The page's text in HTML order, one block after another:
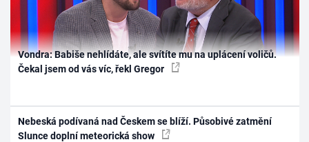
Vondra: Babiše nehlídáte, ale svítíte mu na uplácení voličů.
Čekal jsem od vás víc, řekl Gregor
Nebeská podívaná nad Českem se blíží. Působivé zatmění
Slunce doplní meteorická show